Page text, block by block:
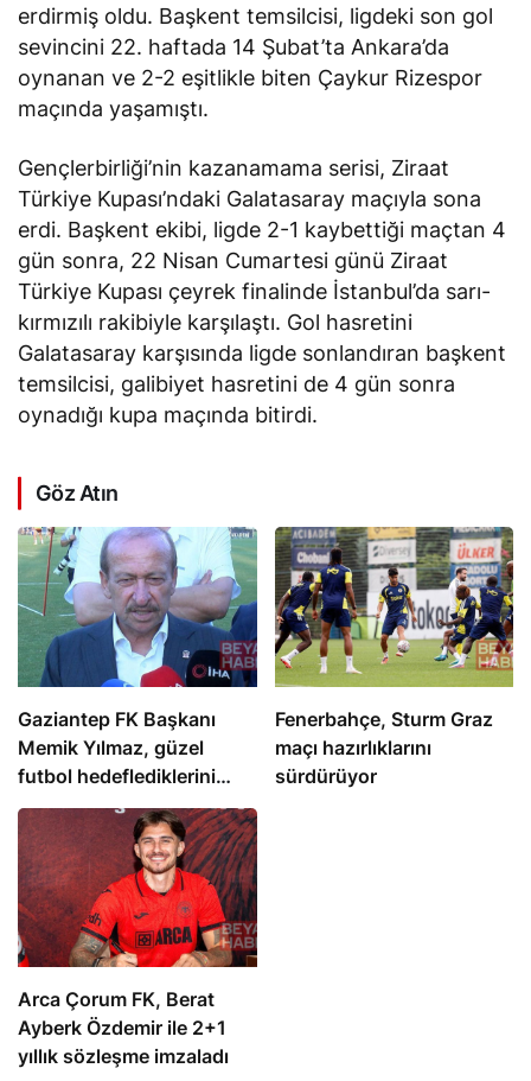
erdirmiş oldu. Başkent temsilcisi, ligdeki son gol
sevincini 22. haftada 14 Şubat’ta Ankara’da
oynanan ve 2-2 eşitlikle biten Çaykur Rizespor
maçında yaşamıştı.
Gençlerbirliği’nin kazanamama serisi, Ziraat
Türkiye Kupası’ndaki Galatasaray maçıyla sona
erdi. Başkent ekibi, ligde 2-1 kaybettiği maçtan 4
gün sonra, 22 Nisan Cumartesi günü Ziraat
Türkiye Kupası çeyrek finalinde İstanbul’da sarı-
kırmızılı rakibiyle karşılaştı. Gol hasretini
Galatasaray karşısında ligde sonlandıran başkent
temsilcisi, galibiyet hasretini de 4 gün sonra
oynadığı kupa maçında bitirdi.
Göz Atın
Gaziantep FK Başkanı
Memik Yılmaz, güzel
futbol hedeflediklerini
açıkladı
Fenerbahçe, Sturm Graz
maçı hazırlıklarını
sürdürüyor
Arca Çorum FK, Berat
Ayberk Özdemir ile 2+1
yıllık sözleşme imzaladı